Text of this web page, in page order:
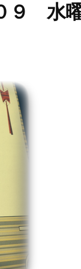
９ 水